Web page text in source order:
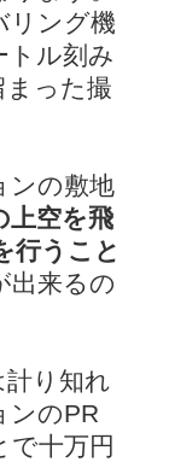
リング機
トル刻み
まった撮
ンの敷地
上空を飛
行うこと
出来るの
計り知れ
ンのPR
で十万円